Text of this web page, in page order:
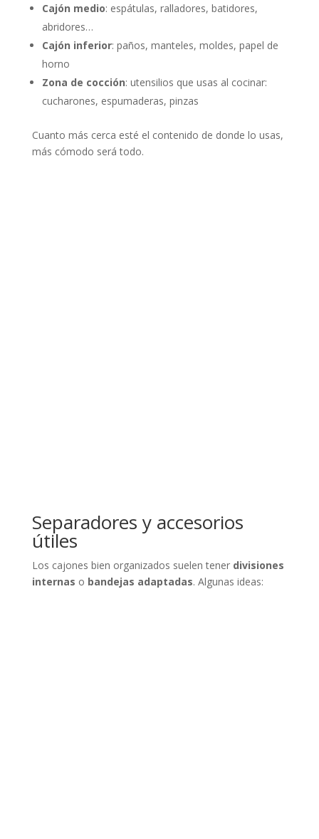
Cajón medio: espátulas, ralladores, batidores,
abridores…
Cajón inferior: paños, manteles, moldes, papel de
horno
Zona de cocción: utensilios que usas al cocinar:
cucharones, espumaderas, pinzas
Cuanto más cerca esté el contenido de donde lo usas,
más cómodo será todo.
Separadores y accesorios
útiles
Los cajones bien organizados suelen tener divisiones
internas o bandejas adaptadas. Algunas ideas: